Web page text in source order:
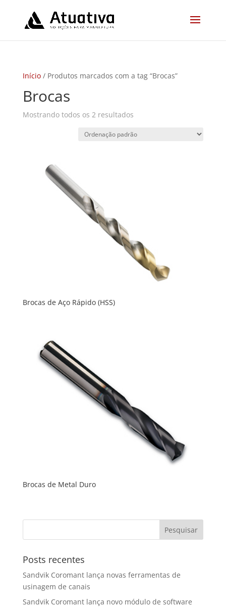
Início/ Produtos marcados com a tag “Brocas”
Brocas
Mostrando todos os 2 resultados
Brocas de Aço Rápido (HSS)
Brocas de Metal Duro
Posts recentes
Sandvik Coromant lança novas ferramentas de
usinagem de canais
Sandvik Coromant lança novo módulo de software